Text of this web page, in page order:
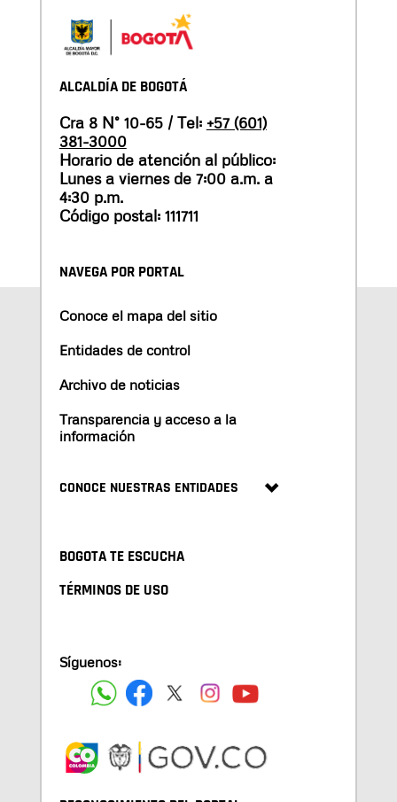
ALCALDÍA DE BOGOTÁ
Cra 8 N° 10-65 / Tel: +57 (601)
381-3000
Horario de atención al público:
Lunes a viernes de 7:00 a.m. a
4:30 p.m.
Código postal: 111711
NAVEGA POR PORTAL
Conoce el mapa del sitio
Entidades de control
Archivo de noticias
Transparencia y acceso a la
información
CONOCE NUESTRAS ENTIDADES
BOGOTA TE ESCUCHA
TÉRMINOS DE USO
Síguenos: